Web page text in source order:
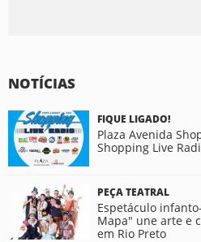
NOTÍCIAS
FIQUE LIGADO!
Plaza Avenida
Shopping Live
PEÇA TEATRAL
Espetáculo
Mapa" une arte e
em Rio Preto